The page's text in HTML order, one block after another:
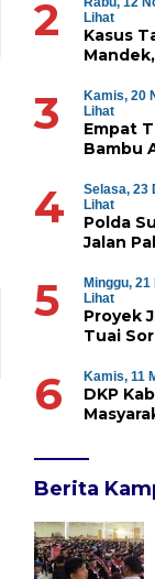
2
Lihat
Kasus
3 Kamis, 20
Lihat
Empat
Bambu
4 Selasa, 23
Lihat
Polda
Jalan
5 Minggu,
Lihat
Proyek
Tuai
6 Kamis, 11
DKP
Berita